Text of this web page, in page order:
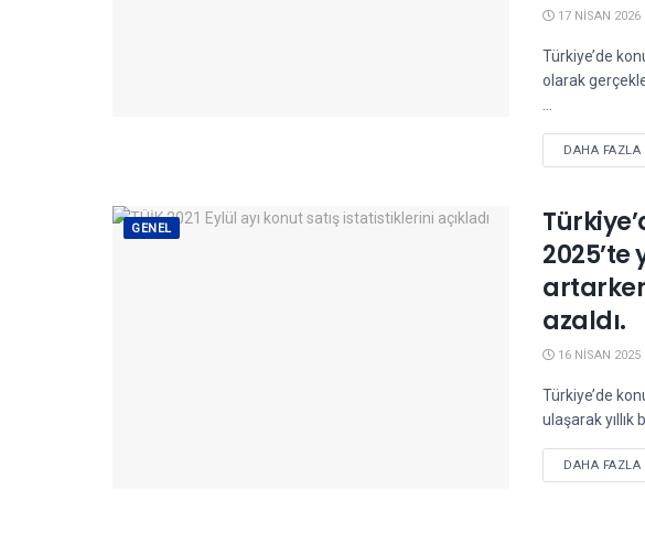
17 NISAN 2026
Türkiye’de
olarak
DAHA FAZLA
GENEL
2025’te
azaldı.
16 NISAN 2025
Türkiye’de
ulaşarak yıllık
DAHA FAZLA